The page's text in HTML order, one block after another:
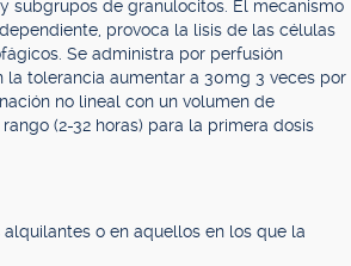
subgrupos de granulocitos. El mecanismo
provoca la lisis de las células
Se administra por perfusión
la tolerancia aumentar a 30mg 3 veces por
no lineal con un volumen de
(2-32 horas) para la primera dosis
o en aquellos en los que la